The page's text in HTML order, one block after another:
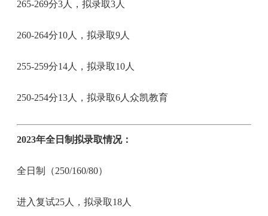
265-269分3人，拟录取3人
260-264分10人，拟录取9人
255-259分14人，拟录取10人
250-254分13人，拟录取6人众凯教育
2023年全日制拟录取情况：
全日制（250/160/80）
进入复试25人，拟录取18人